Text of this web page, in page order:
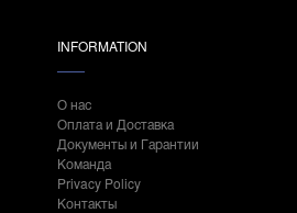
INFORMATION
О нас
Оплата и Доставка
Документы и Гарантии
Команда
Privacy Policy
Контакты